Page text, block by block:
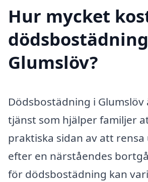
Hur mycket
Glumslöv?
Dödsbostädning i Glumslöv
tjänst som hjälper familjer
praktiska sidan av att
efter en närståendes
för dödsbostädning kan